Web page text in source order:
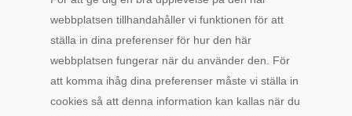
webbplatsen tillhandahåller vi funktionen för att
ställa in dina preferenser för hur den här
webbplatsen fungerar när du använder den. För
att komma ihåg dina preferenser måste vi ställa in
cookies så att denna information kan kallas när du